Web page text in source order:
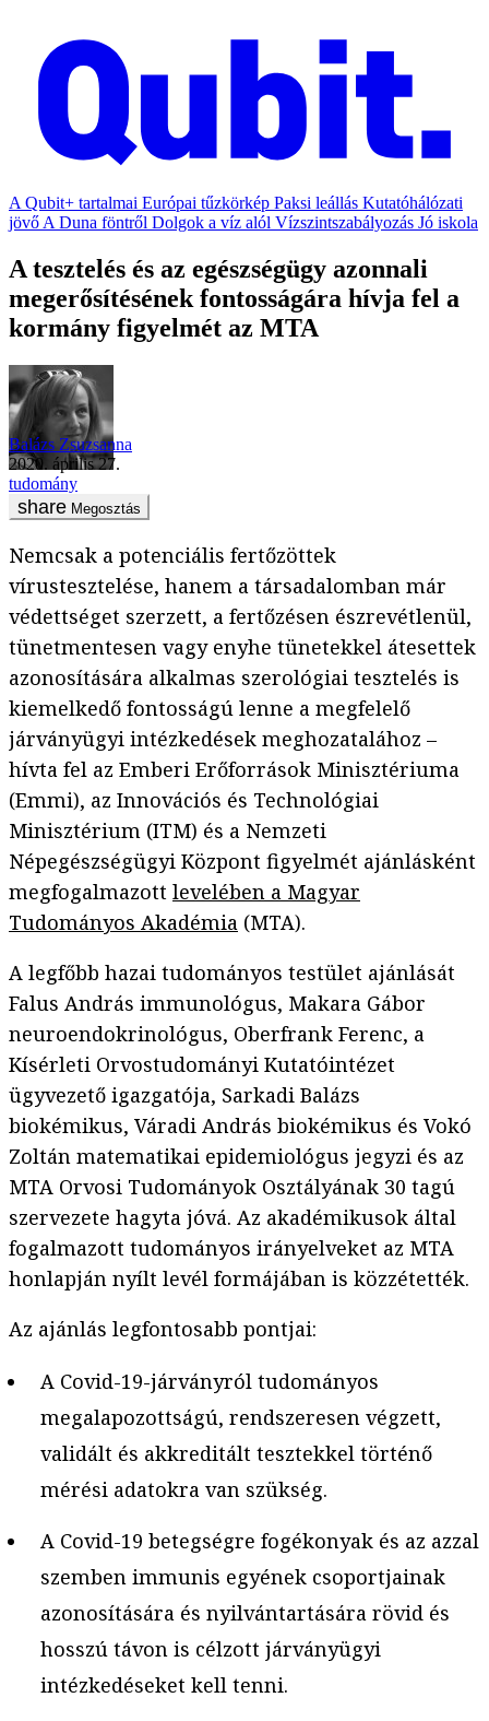
A Qubit+ tartalmai Európai tűzkörkép Paksi leállás Kutatóhálózati
jövő A Duna föntről Dolgok a víz alól Vízszintszabályozás Jó iskola
A tesztelés és az egészségügy azonnali
megerősítésének fontosságára hívja fel a
kormány figyelmét az MTA
Balázs Zsuzsanna
2020. április 27.
tudomány
Megosztás
Nemcsak a potenciális fertőzöttek
vírustesztelése, hanem a társadalomban már
védettséget szerzett, a fertőzésen észrevétlenül,
tünetmentesen vagy enyhe tünetekkel átesettek
azonosítására alkalmas szerológiai tesztelés is
kiemelkedő fontosságú lenne a megfelelő
járványügyi intézkedések meghozatalához –
hívta fel az Emberi Erőforrások Minisztériuma
(Emmi), az Innovációs és Technológiai
Minisztérium (ITM) és a Nemzeti
Népegészségügyi Központ figyelmét ajánlásként
megfogalmazott levelében a Magyar
Tudományos Akadémia (MTA).
A legfőbb hazai tudományos testület ajánlását
Falus András immunológus, Makara Gábor
neuroendokrinológus, Oberfrank Ferenc, a
Kísérleti Orvostudományi Kutatóintézet
ügyvezető igazgatója, Sarkadi Balázs
biokémikus, Váradi András biokémikus és Vokó
Zoltán matematikai epidemiológus jegyzi és az
MTA Orvosi Tudományok Osztályának 30 tagú
szervezete hagyta jóvá. Az akadémikusok által
fogalmazott tudományos irányelveket az MTA
honlapján nyílt levél formájában is közzétették.
Az ajánlás legfontosabb pontjai:
A Covid-19-járványról tudományos
megalapozottságú, rendszeresen végzett,
validált és akkreditált tesztekkel történő
mérési adatokra van szükség.
A Covid-19 betegségre fogékonyak és az azzal
szemben immunis egyének csoportjainak
azonosítására és nyilvántartására rövid és
hosszú távon is célzott járványügyi
intézkedéseket kell tenni.